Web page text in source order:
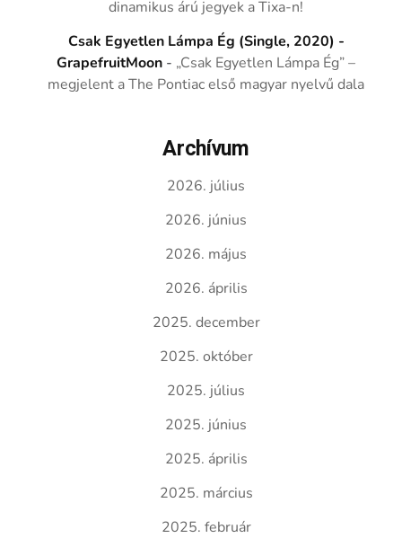
dinamikus árú jegyek a Tixa-n!
Csak Egyetlen Lámpa Ég (Single, 2020) -
GrapefruitMoon - „Csak Egyetlen Lámpa Ég” –
megjelent a The Pontiac első magyar nyelvű dala
Archívum
2026. július
2026. június
2026. május
2026. április
2025. december
2025. október
2025. július
2025. június
2025. április
2025. március
2025. február